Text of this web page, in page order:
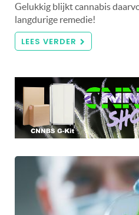
Gelukkig blijkt cannabis
langdurige remedie!
LEES VERDER